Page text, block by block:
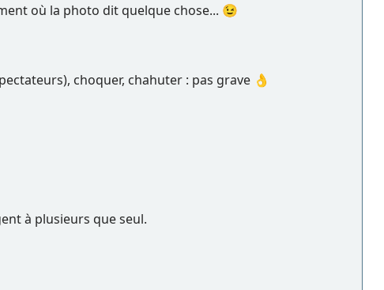
où la photo dit quelque chose... 😉
choquer, chahuter : pas grave 👌
à plusieurs que seul.